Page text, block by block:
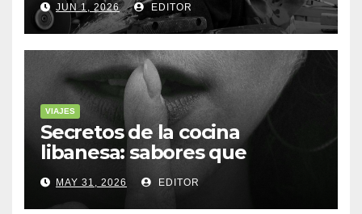
JUN 1, 2026 EDITOR
VIAJES
Secretos de la cocina
libanesa: sabores que
cuentan historias
MAY 31, 2026 EDITOR